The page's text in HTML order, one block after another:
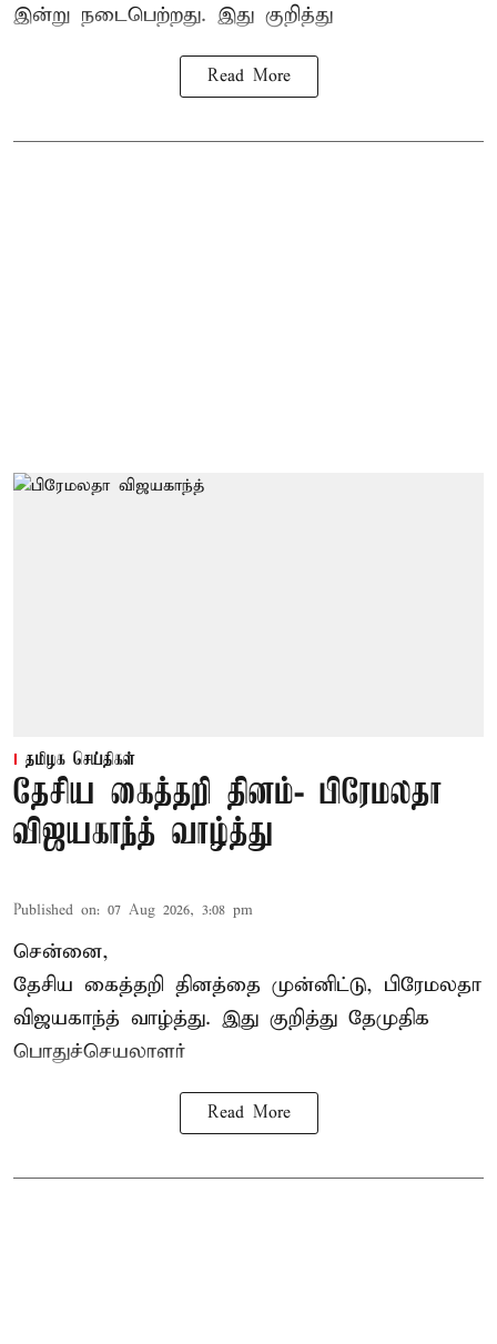
இன்று நடைபெற்றது. இது குறித்து
Read More
தமிழக செய்திகள்
தேசிய கைத்தறி தினம்- பிரேமலதா
விஜயகாந்த் வாழ்த்து
Published on: 07 Aug 2026, 3:08 pm
சென்னை,
தேசிய கைத்தறி தினத்தை முன்னிட்டு, பிரேமலதா
விஜயகாந்த் வாழ்த்து. இது குறித்து தேமுதிக
பொதுச்செயலாளர்
Read More